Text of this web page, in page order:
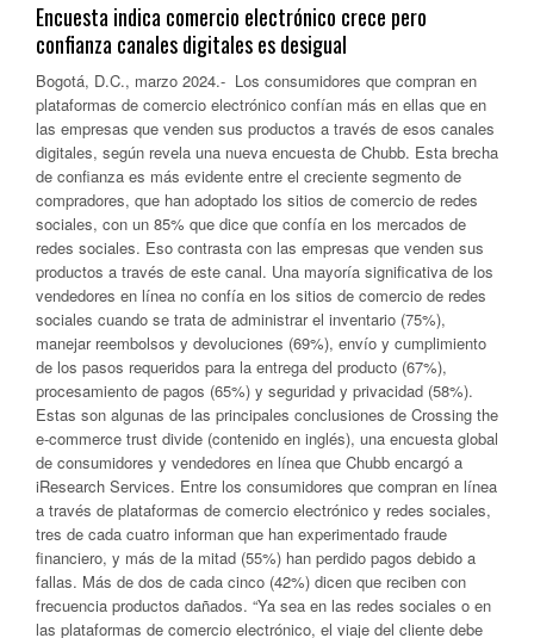
Encuesta indica comercio electrónico crece pero
confianza canales digitales es desigual
Bogotá, D.C., marzo 2024.- Los consumidores que compran en
plataformas de comercio electrónico confían más en ellas que en
las empresas que venden sus productos a través de esos canales
digitales, según revela una nueva encuesta de Chubb. Esta brecha
de confianza es más evidente entre el creciente segmento de
compradores, que han adoptado los sitios de comercio de redes
sociales, con un 85% que dice que confía en los mercados de
redes sociales. Eso contrasta con las empresas que venden sus
productos a través de este canal. Una mayoría significativa de los
vendedores en línea no confía en los sitios de comercio de redes
sociales cuando se trata de administrar el inventario (75%),
manejar reembolsos y devoluciones (69%), envío y cumplimiento
de los pasos requeridos para la entrega del producto (67%),
procesamiento de pagos (65%) y seguridad y privacidad (58%).
Estas son algunas de las principales conclusiones de Crossing the
e-commerce trust divide (contenido en inglés), una encuesta global
de consumidores y vendedores en línea que Chubb encargó a
iResearch Services. Entre los consumidores que compran en línea
a través de plataformas de comercio electrónico y redes sociales,
tres de cada cuatro informan que han experimentado fraude
financiero, y más de la mitad (55%) han perdido pagos debido a
fallas. Más de dos de cada cinco (42%) dicen que reciben con
frecuencia productos dañados. “Ya sea en las redes sociales o en
las plataformas de comercio electrónico, el viaje del cliente debe